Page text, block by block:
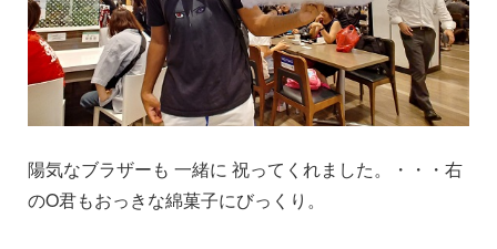
陽気なブラザーも 一緒に 祝ってくれました。・・・右
のO君もおっきな綿菓子にびっくり。